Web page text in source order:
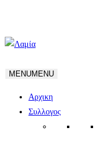
MENUMENU
Αρχικη
Συλλογος